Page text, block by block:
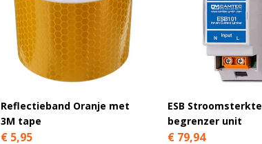
Reflectieband Oranje met
3M tape
€ 5,95
ESB Stroomsterkte
begrenzer unit
€ 79,94